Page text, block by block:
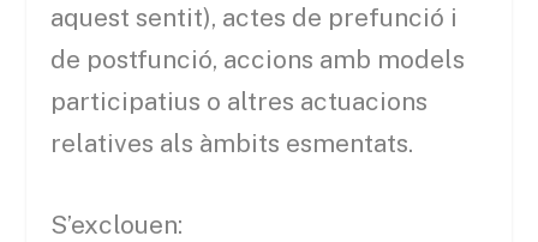
aquest sentit), actes de prefunció i
de postfunció, accions amb models
participatius o altres actuacions
relatives als àmbits esmentats.
S’exclouen: